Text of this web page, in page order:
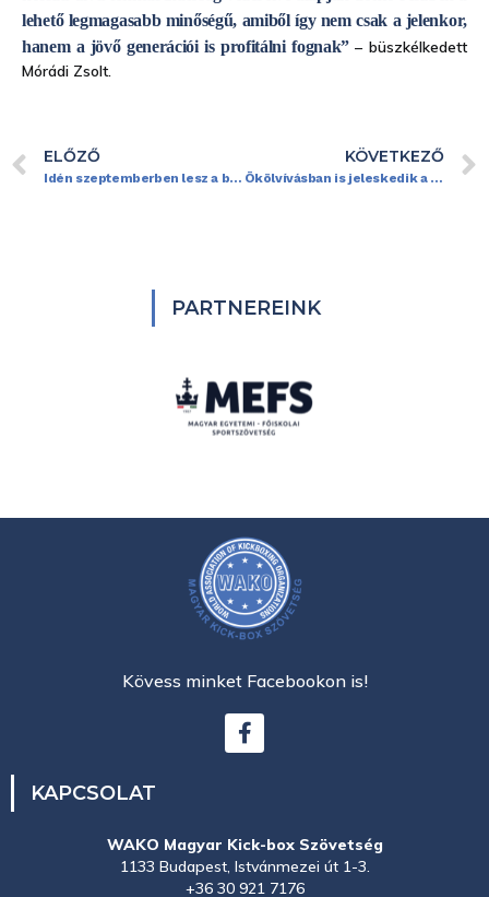
lehető legmagasabb minőségű, amiből így nem csak a jelenkor,
hanem a jövő generációi is profitálni fognak”– büszkélkedett
Mórádi Zsolt.
ELŐZŐ
Idén szeptemberben lesz a budapesti kick-box világkupa
KÖVETKEZŐ
Ökölvívásban is jeleskedik a fiatal kick-boxos klasszis
PARTNEREINK
Kövess minket Facebookon is!
KAPCSOLAT
WAKO Magyar Kick-box Szövetség
1133 Budapest, Istvánmezei út 1-3.
+36 30 921 7176